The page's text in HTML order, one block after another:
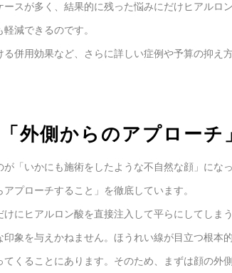
スが多く、結果的に残った悩みにだけヒアルロ
減できるのです。
併用効果など、さらに詳しい症例や予算の抑え
外側からのアプローチ
「いかにも施術をしたような不自然な顔」にな
プローチすること」を徹底しています。
にヒアルロン酸を直接注入して平らにしてしま
印象を与えかねません。ほうれい線が目立つ根本
くることにあります。そのため、まずは顔の外